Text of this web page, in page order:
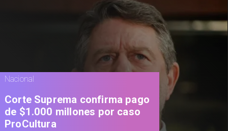
Nacional
Corte Suprema confirma pago
de $1.000 millones por caso
ProCultura